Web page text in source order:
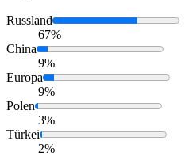
Russland
67%
China
9%
Europa
9%
Polen
3%
Türkei
2%